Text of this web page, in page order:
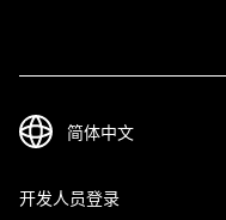
开发人员登录